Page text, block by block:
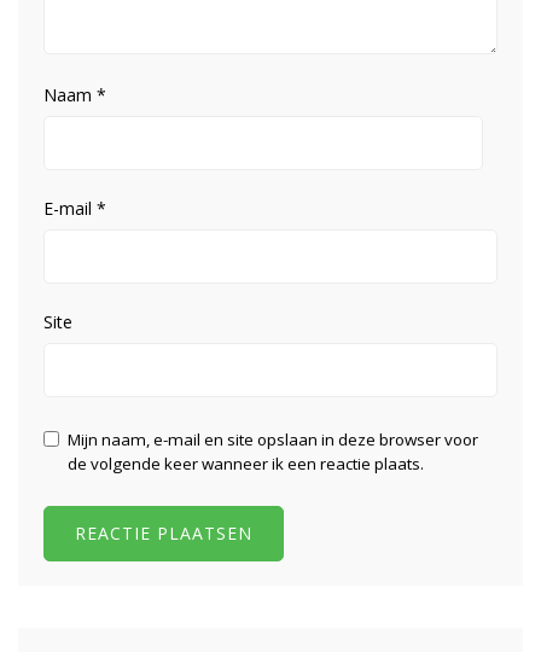
Naam *
E-mail *
Site
Mijn naam, e-mail en site opslaan in deze browser voor
de volgende keer wanneer ik een reactie plaats.